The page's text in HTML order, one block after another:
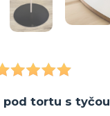
pod tortu s tyčou